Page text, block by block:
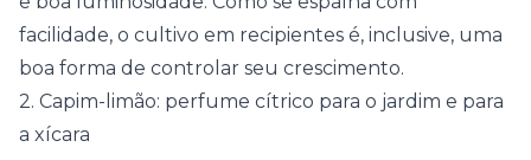
facilidade, o cultivo em recipientes é, inclusive, uma
boa forma de controlar seu crescimento.
2. Capim-limão: perfume cítrico para o jardim e para
a xícara